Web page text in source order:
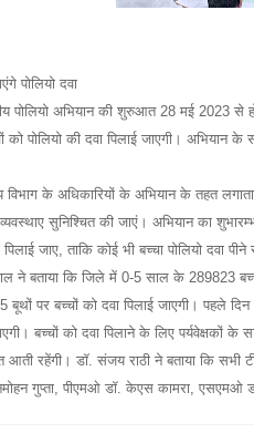
पोलियो दवा
पोलियो अभियान की शुरुआत 28 मई 2023 से
पोलियो की दवा पिलाई जाएगी। अभियान के
के अधिकारियों के अभियान के तहत
सुनिश्चित की जाएं। अभियान का
जाए, ताकि कोई भी बच्चा पोलियो दवा
ने बताया कि जिले में 0-5 साल के 289823
पर बच्चों को दवा पिलाई जाएगी। पहले दिन
बच्चों को दवा पिलाने के लिए पर्यवेक्षकों के
आती रहेंगी। डॉ. संजय राठी ने बताया कि सभी
गुप्ता, पीएमओ डॉ. केएस कामरा, एसएमओ